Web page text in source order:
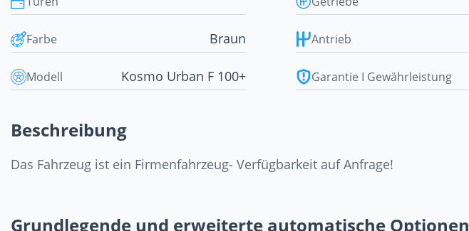
Farbe Braun Antrieb
Modell Kosmo Urban F 100+ Garantie I Gewährleistung
Beschreibung
Das Fahrzeug ist ein Firmenfahrzeug- Verfügbarkeit auf Anfrage!
Grundlegende und erweiterte automatische Optionen